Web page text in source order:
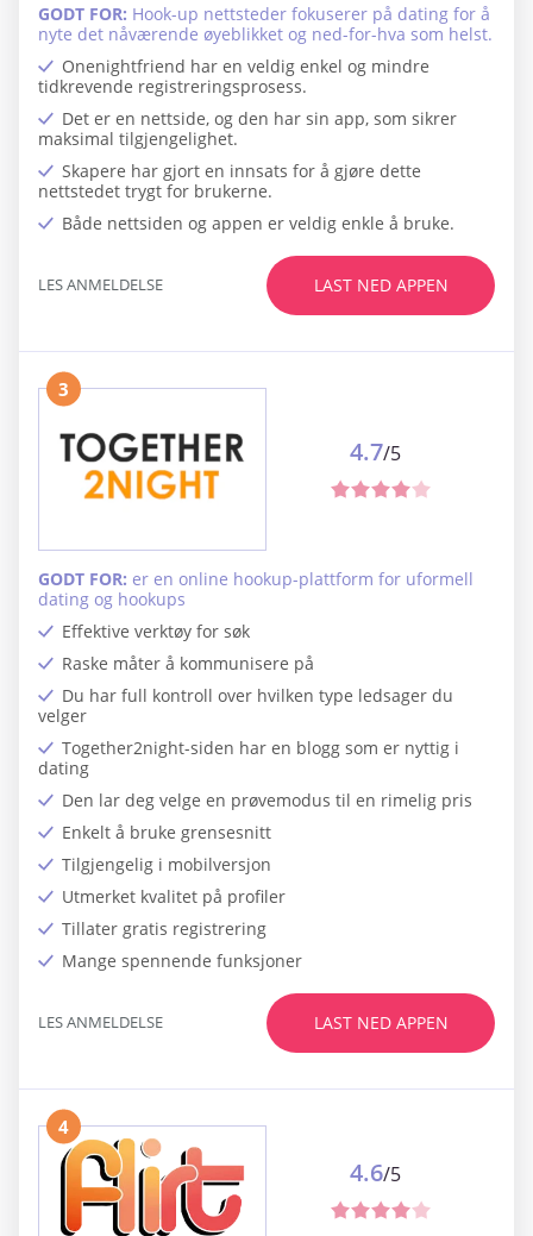
Onenightfriend har en veldig enkel og mindre
tidkrevende registreringsprosess.
Det er en nettside, og den har sin app, som sikrer
maksimal tilgjengelighet.
Skapere har gjort en innsats for å gjøre dette
nettstedet trygt for brukerne.
Både nettsiden og appen er veldig enkle å bruke.
GODT FOR: Hook-up nettsteder fokuserer på dating for å
nyte det nåværende øyeblikket og ned-for-hva som helst.
LAST NED APPEN
LES ANMELDELSE
3
Effektive verktøy for søk
Raske måter å kommunisere på
Du har full kontroll over hvilken type ledsager du
velger
Together2night-siden har en blogg som er nyttig i
dating
Den lar deg velge en prøvemodus til en rimelig pris
Enkelt å bruke grensesnitt
Tilgjengelig i mobilversjon
Utmerket kvalitet på profiler
Tillater gratis registrering
Mange spennende funksjoner
GODT FOR: er en online hookup-plattform for uformell
dating og hookups
4.7/5
LAST NED APPEN
LES ANMELDELSE
4
4.6/5